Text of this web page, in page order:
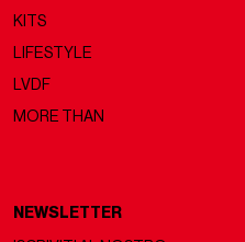
KITS
LIFESTYLE
LVDF
MORE THAN
NEWSLETTER